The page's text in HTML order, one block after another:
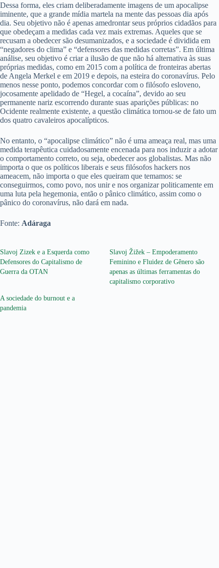
Dessa forma, eles criam deliberadamente imagens de um apocalipse
iminente, que a grande mídia martela na mente das pessoas dia após
dia. Seu objetivo não é apenas amedrontar seus próprios cidadãos para
que obedeçam a medidas cada vez mais extremas. Aqueles que se
recusam a obedecer são desumanizados, e a sociedade é dividida em
“negadores do clima” e “defensores das medidas corretas”. Em última
análise, seu objetivo é criar a ilusão de que não há alternativa às suas
próprias medidas, como em 2015 com a política de fronteiras abertas
de Angela Merkel e em 2019 e depois, na esteira do coronavírus. Pelo
menos nesse ponto, podemos concordar com o filósofo esloveno,
jocosamente apelidado de “Hegel, a cocaína”, devido ao seu
permanente nariz escorrendo durante suas aparições públicas: no
Ocidente realmente existente, a questão climática tornou-se de fato um
dos quatro cavaleiros apocalípticos.
No entanto, o “apocalipse climático” não é uma ameaça real, mas uma
medida terapêutica cuidadosamente encenada para nos induzir a adotar
o comportamento correto, ou seja, obedecer aos globalistas. Mas não
importa o que os políticos liberais e seus filósofos hackers nos
ameacem, não importa o que eles queiram que temamos: se
conseguirmos, como povo, nos unir e nos organizar politicamente em
uma luta pela hegemonia, então o pânico climático, assim como o
pânico do coronavírus, não dará em nada.
Fonte: Adáraga
Slavoj Zizek e a Esquerda como
Defensores do Capitalismo de
Guerra da OTAN
Slavoj Žižek – Empoderamento
Feminino e Fluidez de Gênero são
apenas as últimas ferramentas do
capitalismo corporativo
A sociedade do burnout e a
pandemia